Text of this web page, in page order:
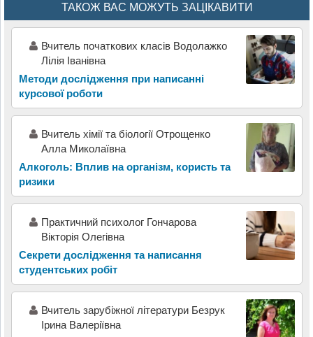
ТАКОЖ ВАС МОЖУТЬ ЗАЦІКАВИТИ
Вчитель початкових класів Водолажко
Лілія Іванівна
Методи дослідження при написанні
курсової роботи
Вчитель хімії та біології Отрощенко
Алла Миколаївна
Алкоголь: Вплив на організм, користь та
ризики
Практичний психолог Гончарова
Вікторія Олегівна
Секрети дослідження та написання
студентських робіт
Вчитель зарубіжної літератури Безрук
Ірина Валеріївна